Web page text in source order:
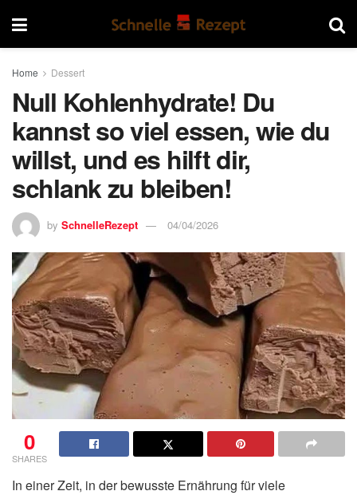
Home Dessert
Null Kohlenhydrate! Du
kannst so viel essen, wie du
willst, und es hilft dir,
schlank zu bleiben!
by SchnelleRezept 04/04/2026
0
SHARES
In einer Zeit, in der bewusste Ernährung für viele